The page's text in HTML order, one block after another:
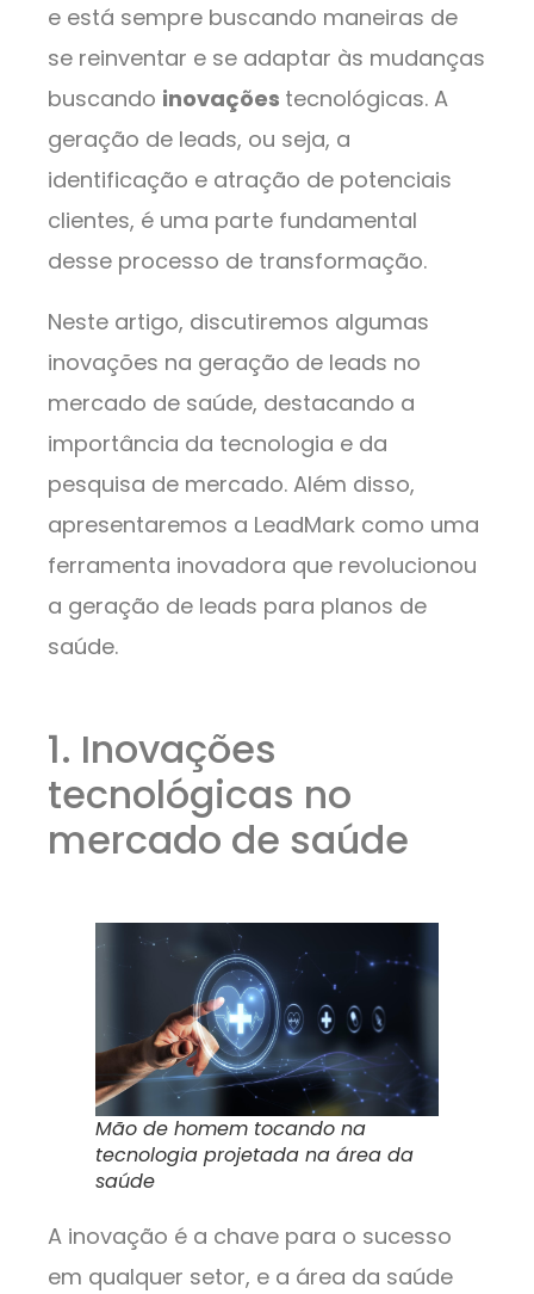
e está sempre buscando maneiras de
se reinventar e se adaptar às mudanças
buscando inovações tecnológicas. A
geração de leads, ou seja, a
identificação e atração de potenciais
clientes, é uma parte fundamental
desse processo de transformação.
Neste artigo, discutiremos algumas
inovações na geração de leads no
mercado de saúde, destacando a
importância da tecnologia e da
pesquisa de mercado. Além disso,
apresentaremos a LeadMark como uma
ferramenta inovadora que revolucionou
a geração de leads para planos de
saúde.
1. Inovações
tecnológicas no
mercado de saúde
Mão de homem tocando na
tecnologia projetada na área da
saúde
A inovação é a chave para o sucesso
em qualquer setor, e a área da saúde